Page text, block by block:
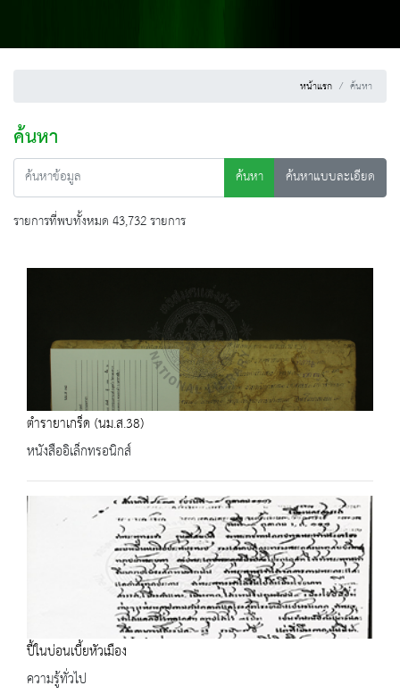
หน้าแรก ค้นหา
ค้นหา
ค้นหา
ค้นหาแบบละเอียด
รายการที่พบทั้งหมด 43,732 รายการ
ตำรายาเกร็ด (นม.ส.38)
หนังสืออิเล็กทรอนิกส์
ปี้ในบ่อนเบี้ยหัวเมือง
ความรู้ทั่วไป